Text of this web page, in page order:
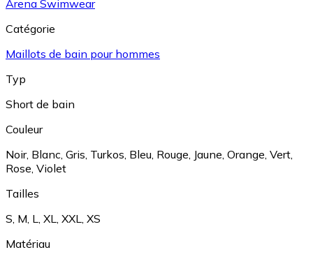
Arena Swimwear
Catégorie
Maillots de bain pour hommes
Typ
Short de bain
Couleur
Noir, Blanc, Gris, Turkos, Bleu, Rouge, Jaune, Orange, Vert,
Rose, Violet
Tailles
S, M, L, XL, XXL, XS
Matériau